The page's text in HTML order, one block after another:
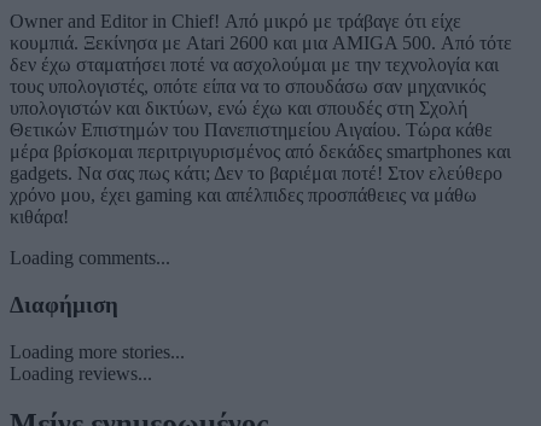
Owner and Editor in Chief! Από μικρό με τράβαγε ότι είχε
κουμπιά. Ξεκίνησα με Atari 2600 και μια AMIGA 500. Από τότε
δεν έχω σταματήσει ποτέ να ασχολούμαι με την τεχνολογία και
τους υπολογιστές, οπότε είπα να το σπουδάσω σαν μηχανικός
υπολογιστών και δικτύων, ενώ έχω και σπουδές στη Σχολή
Θετικών Επιστημών του Πανεπιστημείου Αιγαίου. Τώρα κάθε
μέρα βρίσκομαι περιτριγυρισμένος από δεκάδες smartphones και
gadgets. Να σας πως κάτι; Δεν το βαριέμαι ποτέ! Στον ελεύθερο
χρόνο μου, έχει gaming και απέλπιδες προσπάθειες να μάθω
κιθάρα!
Loading comments...
Διαφήμιση
Loading more stories...
Loading reviews...